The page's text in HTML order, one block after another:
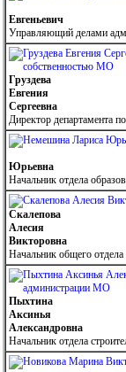
Евгеньевич
Управляющий делами
Груздева
Евгения
Сергеевна
Директор департамента
Юрьевна
Начальник отдела
Скалепова
Алесия
Викторовна
Начальник общего
Пыхтина
Аксинья
Александровна
Начальник отдела